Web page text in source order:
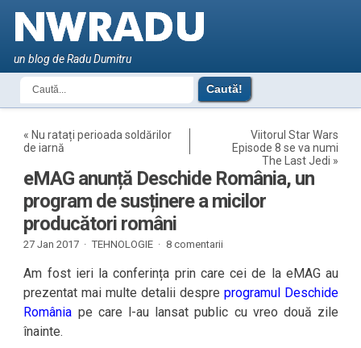
un blog de Radu Dumitru
« Nu ratați perioada soldărilor
de iarnă
Viitorul Star Wars
Episode 8 se va numi
The Last Jedi »
eMAG anunță Deschide România, un
program de susținere a micilor
producători români
27 Jan 2017 · TEHNOLOGIE · 8 comentarii
Am fost ieri la conferința prin care cei de la eMAG au
prezentat mai multe detalii despreprogramul Deschide
România pe care l-au lansat public cu vreo două zile
înainte.